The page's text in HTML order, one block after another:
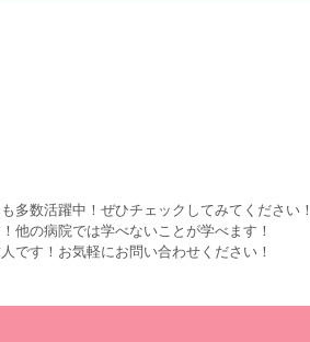
数活躍中！ぜひチェックしてみてください！
他の病院では学べないことが学べます！
です！お気軽にお問い合わせください！